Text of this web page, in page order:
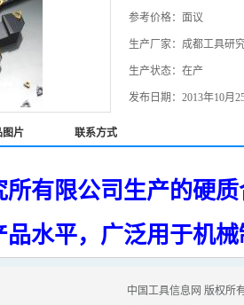
参考价格：面议
生产厂家：成都工具研
生产状态：在产
发布日期：2013年10月
图片 联系方式
所有限公司生产的硬
品水平，广泛用于机
中国工具信息网 版权所